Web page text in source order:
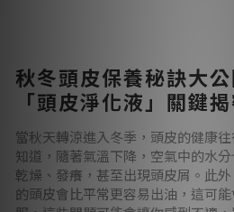
秋冬頭皮保養秘訣大
「頭皮淨化液」關鍵揭
當秋天轉涼進入冬季，頭皮的健康
知道，隨著氣溫下降，空氣中的水
乾燥、發癢，甚至出現頭皮屑。此
的頭皮會比平常更容易出油，這可